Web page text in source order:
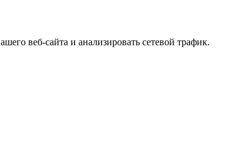
веб-сайта и анализировать сетевой трафик.